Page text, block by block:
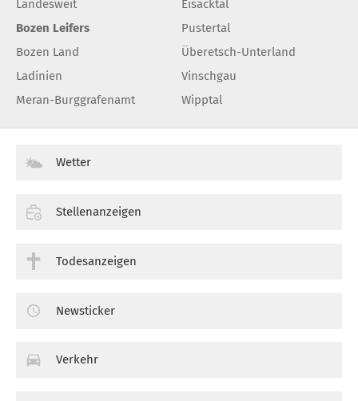
Landesweit
Bozen Leifers
Bozen Land
Ladinien
Meran-Burggrafenamt
Eisacktal
Pustertal
Überetsch-Unterland
Vinschgau
Wipptal
Wetter
Stellenanzeigen
Todesanzeigen
Newsticker
Verkehr